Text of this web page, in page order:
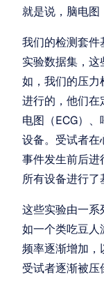
就是说，脑电图
我们的检测套件
实验数据集，
如，我们的压
进行的，他们
电图（ECG）
设备。受试者在
事件发生前后进
所有设备进行了
这些实验由一系
如一个类吃豆人
频率逐渐增加，
受试者逐渐被压